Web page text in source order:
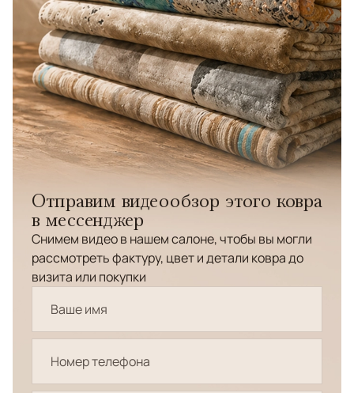
Отправим видеообзор этого ковра
в мессенджер
Снимем видео в нашем салоне, чтобы вы могли
рассмотреть фактуру, цвет и детали ковра до
визита или покупки